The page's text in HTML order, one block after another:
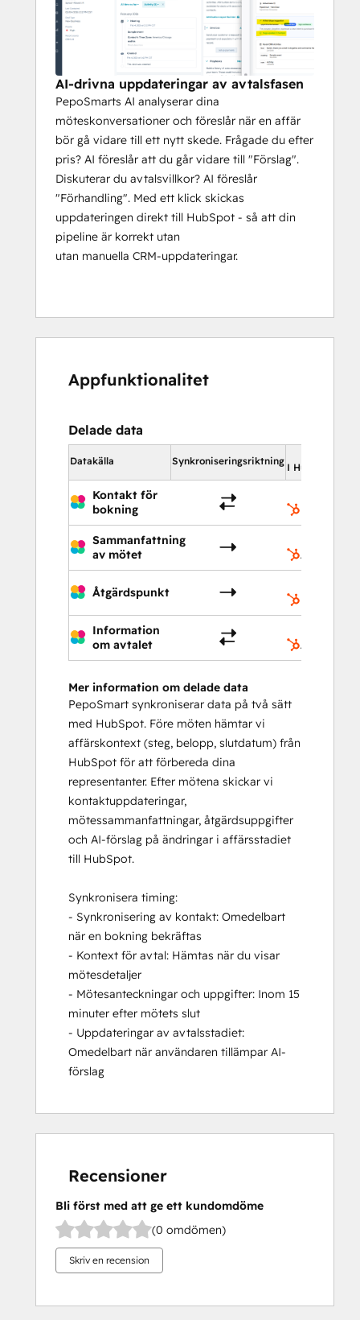
AI-drivna uppdateringar av avtalsfasen
PepoSmarts AI analyserar dina
möteskonversationer och föreslår när en affär
bör gå vidare till ett nytt skede. Frågade du efter
pris? AI föreslår att du går vidare till "Förslag".
Diskuterar du avtalsvillkor? AI föreslår
"Förhandling". Med ett klick skickas
uppdateringen direkt till HubSpot - så att din
pipeline är korrekt utan
utan manuella CRM-uppdateringar.
Appfunktionalitet
Delade data
Datakälla Synkroniseringsriktning
I HubSpot
Kontakt för
bokning
Sammanfattning
av mötet
Åtgärdspunkt
Information
om avtalet
Affärer
Mer information om delade data
PepoSmart synkroniserar data på två sätt
med HubSpot. Före möten hämtar vi
affärskontext (steg, belopp, slutdatum) från
HubSpot för att förbereda dina
representanter. Efter mötena skickar vi
kontaktuppdateringar,
mötessammanfattningar, åtgärdsuppgifter
och AI-förslag på ändringar i affärsstadiet
till HubSpot.
Synkronisera timing:
- Synkronisering av kontakt: Omedelbart
när en bokning bekräftas
- Kontext för avtal: Hämtas när du visar
mötesdetaljer
- Mötesanteckningar och uppgifter: Inom 15
minuter efter mötets slut
- Uppdateringar av avtalsstadiet:
Omedelbart när användaren tillämpar AI-
förslag
Recensioner
Bli först med att ge ett kundomdöme
(0 omdömen)
Skriv en recension